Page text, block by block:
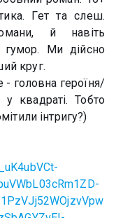
Гет та слеш.
й навіть
Ми дійсно
круг.
головна героїня/
квадраті. Тобто
інтригу?)